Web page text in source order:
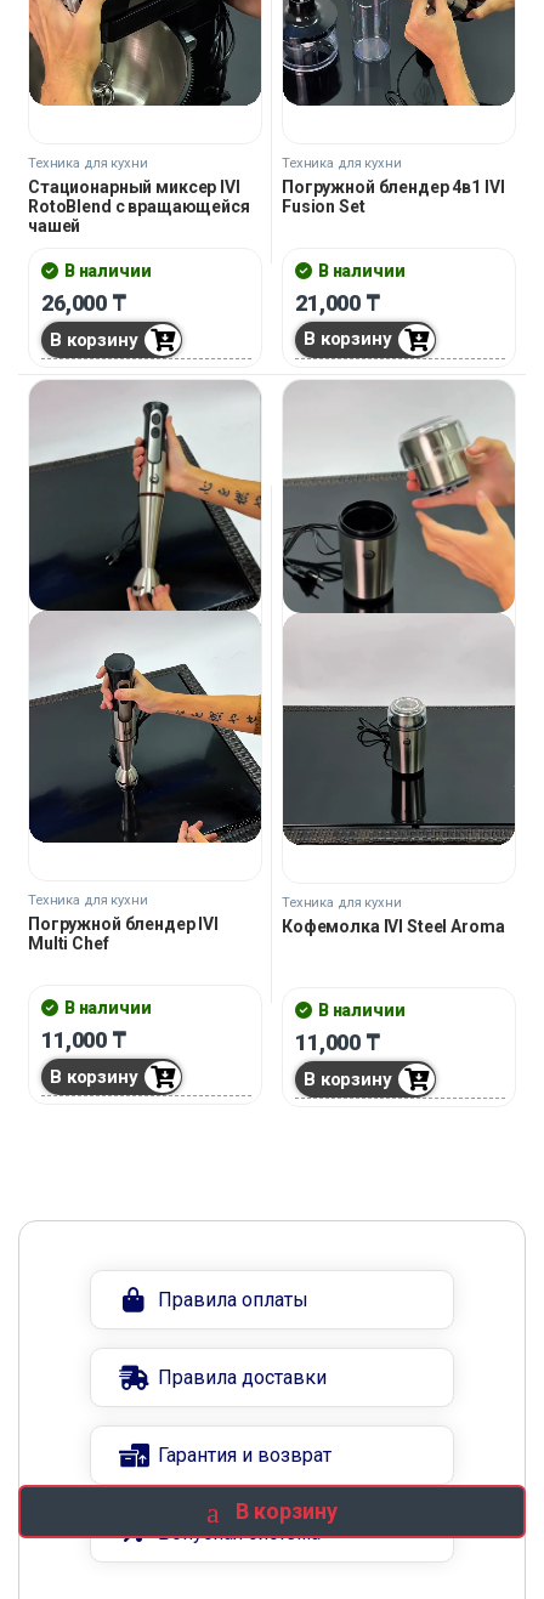
В корзину
Техника для кухни
Стационарный миксер IVI
RotoBlend с вращающейся
чашей
В наличии
26,000 ₸
В корзину
Техника для кухни
Погружной блендер 4в1 IVI
Fusion Set
В наличии
21,000 ₸
В корзину
Техника для кухни
Погружной блендер IVI
Multi Chef
В наличии
11,000 ₸
В корзину
Техника для кухни
Кофемолка IVI Steel Aroma
В наличии
11,000 ₸
В корзину
Правила оплаты
Правила доставки
Гарантия и возврат
Бонусная система